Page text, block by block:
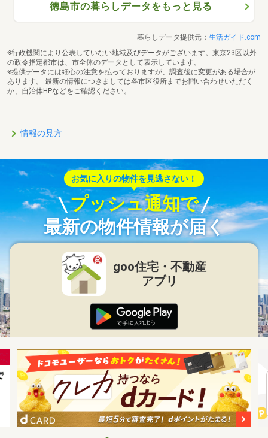
徳島市の暮らしデータをもっと見る
暮らしデータ提供元： 生活ガイド.com
※行政機関により公表していない地域及びデータがございます。東京23区以外
の政令指定都市は、市全体のデータとして表示しています。
※提供データには細心の注意を払っておりますが、調査後に変更がある場合が
あります。 最新の情報につきましては各市区役所までお問い合わせいただく
か、自治体HPなどをご確認ください。
情報の見方
お気に入りの物件を見逃さない！
プッシュ通知で
最新の物件情報が届く
goo住宅・不動産
アプリ